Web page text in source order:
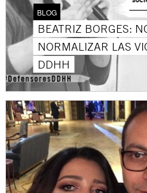
BLOG
BEATRIZ BORGES:
NORMALIZAR LAS
DDHH